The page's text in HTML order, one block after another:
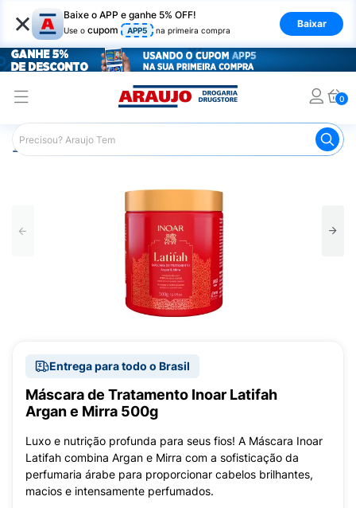
× Baixe o APP e ganhe 5% OFF!
Use o cupom APP5 na primeira compra
Baixar
0
Araujo Cabelo Máscaras
Entrega para todo o Brasil
Máscara de Tratamento Inoar Latifah
Argan e Mirra 500g
Luxo e nutrição profunda para seus fios! A Máscara Inoar
Latifah combina Argan e Mirra com a sofisticação da
perfumaria árabe para proporcionar cabelos brilhantes,
macios e intensamente perfumados.